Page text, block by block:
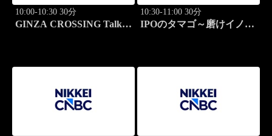
10:00-10:30 30分
GINZA CROSSING Talk
10:30-11:00 30分
IPOのタマゴ～磨けイノベ